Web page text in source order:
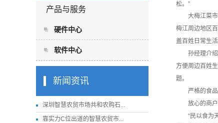
产品与服务
硬件中心
软件中心
新闻资讯
深圳智慧农贸市场共和农购石...
靠实力C位出道的智慧农贸市...
松。”
大梅江菜市场
梅江周边地区
盖百姓日常生
孙经理介绍
方便周边百姓
题。
严格的食品
放心的商户
“民以食为天